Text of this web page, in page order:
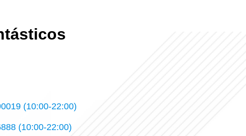
(10:00-22:00)
(10:00-22:00)